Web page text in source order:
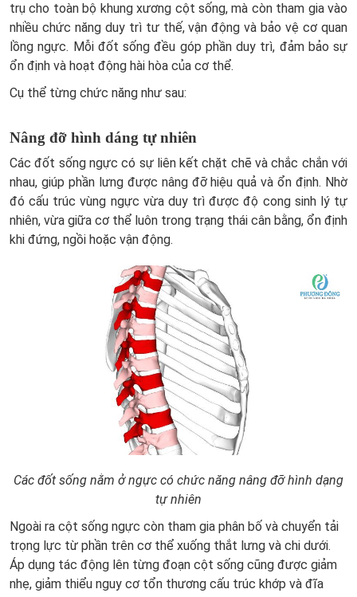
trụ cho toàn bộ khung xương cột sống, mà còn tham gia vào
nhiều chức năng duy trì tư thế, vận động và bảo vệ cơ quan
lồng ngực. Mỗi đốt sống đều góp phần duy trì, đảm bảo sự
ổn định và hoạt động hài hòa của cơ thể.
Cụ thể từng chức năng như sau:
Nâng đỡ hình dáng tự nhiên
Các đốt sống ngực có sự liên kết chặt chẽ và chắc chắn với
nhau, giúp phần lưng được nâng đỡ hiệu quả và ổn định. Nhờ
đó cấu trúc vùng ngực vừa duy trì được độ cong sinh lý tự
nhiên, vừa giữa cơ thể luôn trong trạng thái cân bằng, ổn định
khi đứng, ngồi hoặc vận động.
Các đốt sống nằm ở ngực có chức năng nâng đỡ hình dạng
tự nhiên
Ngoài ra cột sống ngực còn tham gia phân bố và chuyển tải
trọng lực từ phần trên cơ thể xuống thắt lưng và chi dưới.
Áp dụng tác động lên từng đoạn cột sống cũng được giảm
nhẹ, giảm thiểu nguy cơ tổn thương cấu trúc khớp và đĩa